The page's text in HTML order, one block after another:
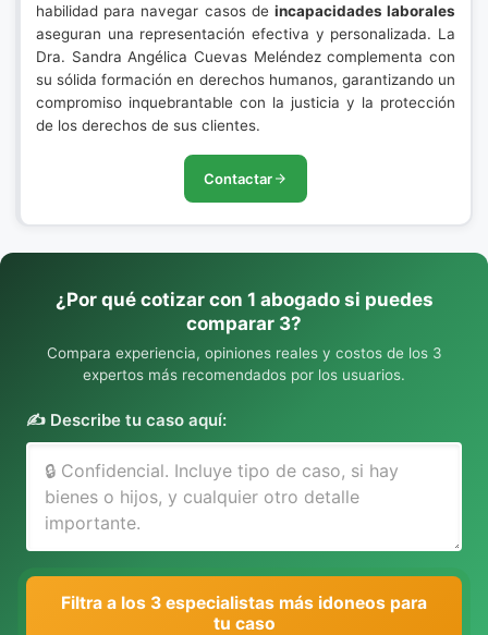
habilidad para navegar casos de incapacidades laborales
aseguran una representación efectiva y personalizada. La
Dra. Sandra Angélica Cuevas Meléndez complementa con
su sólida formación en derechos humanos, garantizando un
compromiso inquebrantable con la justicia y la protección
de los derechos de sus clientes.
Contactar
¿Por qué cotizar con 1 abogado si puedes
comparar 3?
Compara experiencia, opiniones reales y costos de los 3
expertos más recomendados por los usuarios.
✍️ Describe tu caso aquí:
Filtra a los 3 especialistas más idoneos para
tu caso